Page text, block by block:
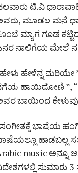
ಟಿ.ವಿ
ಮೂಡಲ ಮನೆ
ಮ್ಯಾಗ ಗೂಡ
ನಾಲಿಗೆಯ ಮೇಲೆ
ಹೇಳೆನ್ನ
ಹಾಯಿದೋಣಿ ”,
ಬಾಯಿಂದ
ಭಾಷೆಯ
ಹಾಡಬಲ್ಲ
music ಅನ್ನೂ
ಸುಮಾರು 3